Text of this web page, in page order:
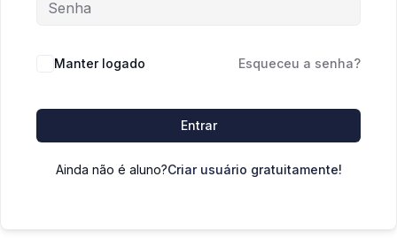
Manter logado Esqueceu a senha?
Entrar
Ainda não é aluno?Criar usuário gratuitamente!